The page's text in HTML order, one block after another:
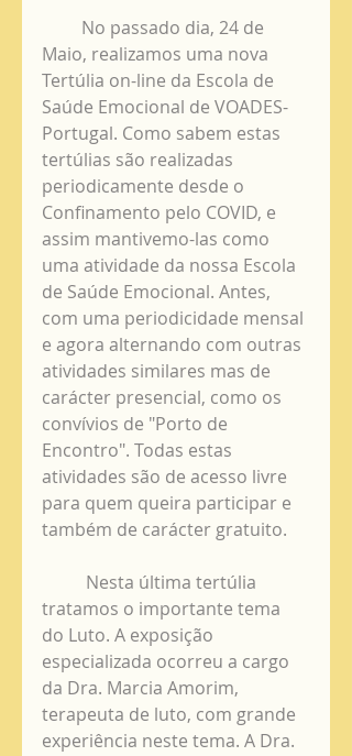
No passado dia, 24 de
Maio, realizamos uma nova
Tertúlia on-line da Escola de
Saúde Emocional de VOADES-
Portugal. Como sabem estas
tertúlias são realizadas
periodicamente desde o
Confinamento pelo COVID, e
assim mantivemo-las como
uma atividade da nossa Escola
de Saúde Emocional. Antes,
com uma periodicidade mensal
e agora alternando com outras
atividades similares mas de
carácter presencial, como os
convívios de "Porto de
Encontro". Todas estas
atividades são de acesso livre
para quem queira participar e
também de carácter gratuito.
Nesta última tertúlia
tratamos o importante tema
do Luto. A exposição
especializada ocorreu a cargo
da Dra. Marcia Amorim,
terapeuta de luto, com grande
experiência neste tema. A Dra.